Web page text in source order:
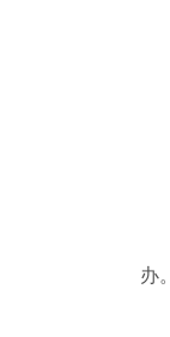
办。